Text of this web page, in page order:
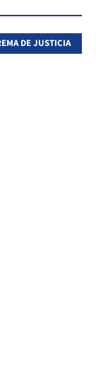
DE JUSTICIA